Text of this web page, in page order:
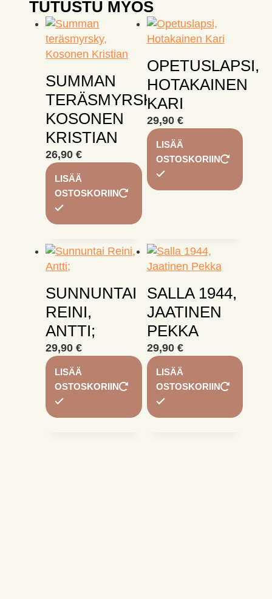
TUTUSTU MYÖS
SUMMAN
TERÄSMYRSKY,
KOSONEN
KRISTIAN
26,90 €
LISÄÄ
OSTOSKORIIN
OPETUSLAPSI,
HOTAKAINEN
KARI
29,90 €
LISÄÄ
OSTOSKORIIN
SUNNUNTAI
REINI,
ANTTI;
29,90 €
LISÄÄ
OSTOSKORIIN
SALLA 1944,
JAATINEN
PEKKA
29,90 €
LISÄÄ
OSTOSKORIIN